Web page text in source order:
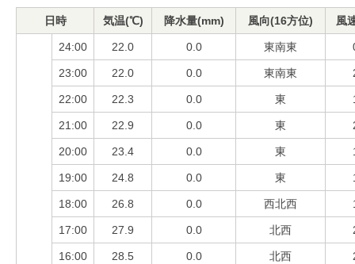
日時 気温(℃) 降水量(mm) 風向(16方位) 風
24:00 22.0 0.0 東南東
23:00 22.0 0.0 東南東
22:00 22.3 0.0 東
21:00 22.9 0.0 東
20:00 23.4 0.0 東
19:00 24.8 0.0 東
18:00 26.8 0.0 西北西
17:00 27.9 0.0 北西
16:00 28.5 0.0 北西